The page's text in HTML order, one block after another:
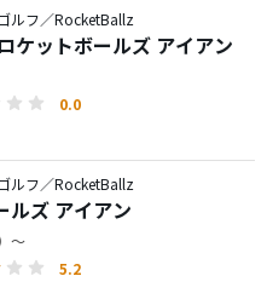
ルフ／RocketBallz
ウィメンズ ロケットボールズ アイアン
0.0
ルフ／RocketBallz
ルズ アイアン
～
5.2